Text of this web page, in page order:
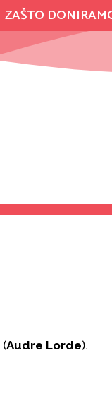
ZAŠTO
(Audre Lorde).